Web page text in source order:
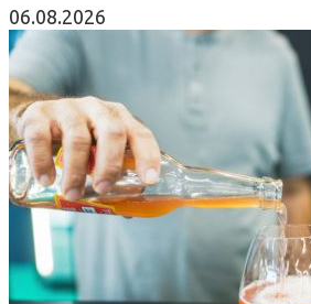
06.08.2026